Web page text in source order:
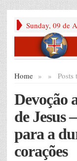
Sunday, 09 de
Home » Posts
»
Devoção
de Jesus
para a
corações